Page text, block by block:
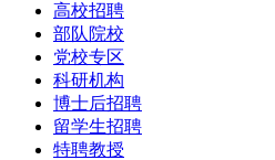
高校招聘
部队院校
党校专区
科研机构
博士后招聘
留学生招聘
特聘教授